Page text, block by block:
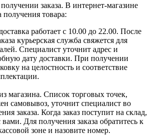
заказа. В интернет-магазине
получения товара:
работает с 10.00 до 22.00. После
курьерская служба свяжется для
Специалист уточнит адрес и
дату доставки. При получении
на целостность и соответствие
магазина. Список торговых точек,
самовывоз, уточнит специалист во
заказа. Когда заказ поступит на склад,
Для получения заказа обратитесь к
зоне и назовите номер.